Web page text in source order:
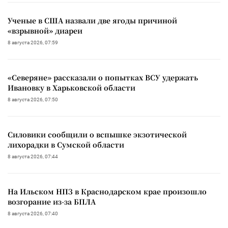
Ученые в США назвали две ягоды причиной
«взрывной» диареи
8 августа 2026, 07:59
«Северяне» рассказали о попытках ВСУ удержать
Ивановку в Харьковской области
8 августа 2026, 07:50
Силовики сообщили о вспышке экзотической
лихорадки в Сумской области
8 августа 2026, 07:44
На Ильском НПЗ в Краснодарском крае произошло
возгорание из-за БПЛА
8 августа 2026, 07:40